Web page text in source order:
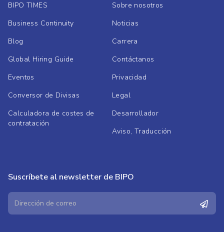
BIPO TIMES
Business Continuity
Blog
Global Hiring Guide
Eventos
Conversor de Divisas
Calculadora de costes de
contratación
Sobre nosotros
Noticias
Carrera
Contáctanos
Privacidad
Legal
Desarrollador
Aviso, Traducción
Suscríbete al newsletter de BIPO